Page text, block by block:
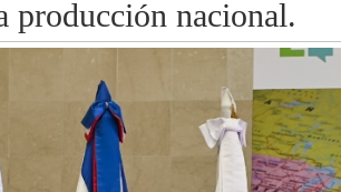
producción nacional.